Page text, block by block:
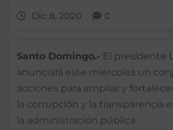
Dic 8, 2020 0
Santo Domingo.- El presidente
anunciará este miércoles un
acciones para ampliar y
la corrupción y la transparencia
la administración pública.